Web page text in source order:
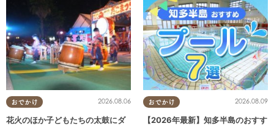
おでかけ 2026.08.06
花火のほか子どもたちの太鼓にダ
おでかけ 2026.08.09
【2026年最新】知多半島のおすす